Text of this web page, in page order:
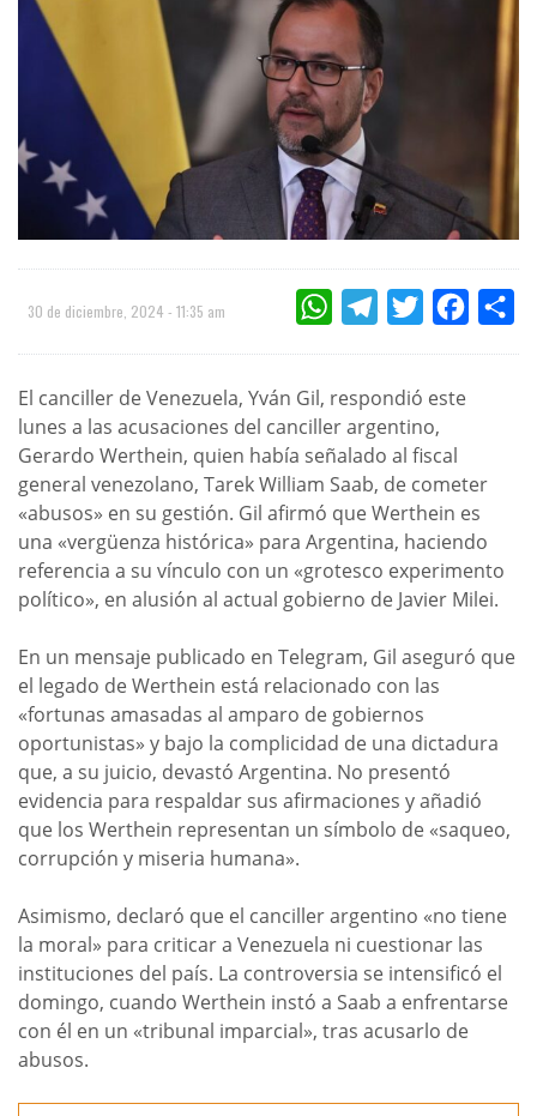
30 de diciembre, 2024 - 11:35 am WHATSAPPTELEGRAMTWITTER
El canciller de Venezuela, Yván Gil, respondió este
lunes a las acusaciones del canciller argentino,
Gerardo Werthein, quien había señalado al fiscal
general venezolano, Tarek William Saab, de cometer
«abusos» en su gestión. Gil afirmó que Werthein es
una «vergüenza histórica» para Argentina, haciendo
referencia a su vínculo con un «grotesco experimento
político», en alusión al actual gobierno de Javier Milei.
En un mensaje publicado en Telegram, Gil aseguró que
el legado de Werthein está relacionado con las
«fortunas amasadas al amparo de gobiernos
oportunistas» y bajo la complicidad de una dictadura
que, a su juicio, devastó Argentina. No presentó
evidencia para respaldar sus afirmaciones y añadió
que los Werthein representan un símbolo de «saqueo,
corrupción y miseria humana».
Asimismo, declaró que el canciller argentino «no tiene
la moral» para criticar a Venezuela ni cuestionar las
instituciones del país. La controversia se intensificó el
domingo, cuando Werthein instó a Saab a enfrentarse
con él en un «tribunal imparcial», tras acusarlo de
abusos.